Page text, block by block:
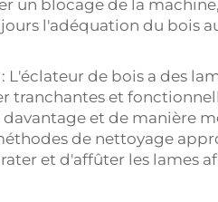
un blocage de la
l'adéquation du bois
L'éclateur de bois a des
tranchantes et
et de manière
de nettoyage
et d'affûter les lames